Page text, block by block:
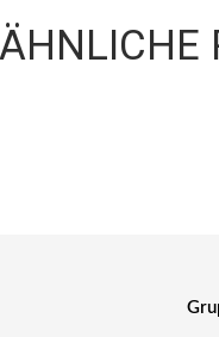
ÄHNLICHE